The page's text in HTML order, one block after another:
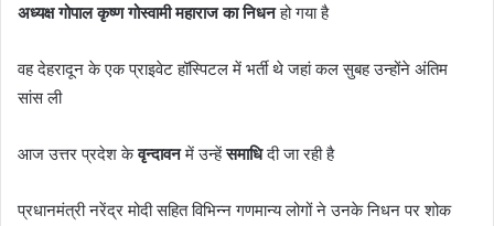
अध्यक्ष गोपाल कृष्ण गोस्वामी महाराज का निधनहो गया है
वह देहरादून के एक प्राइवेट हॉस्पिटल में भर्ती थे जहां कल सुबह उन्होंने अंतिम
सांस ली
आज उत्तर प्रदेश केवृन्दावनमें उन्हेंसमाधिदी जा रही है
प्रधानमंत्री नरेंद्र मोदी सहित विभिन्न गणमान्य लोगों ने उनके निधन पर शोक